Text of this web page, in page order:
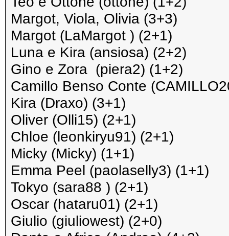
Margot, Viola, Olivia (3+3)
Margot (LaMargot ) (2+1)
Luna e Kira (ansiosa) (2+2)
Gino e Zora (piera2) (1+2)
Camillo Benso Conte
Kira (Draxo) (3+1)
Oliver (Olli15) (2+1)
Chloe (leonkiryu91) (2+1)
Micky (Micky) (1+1)
Emma Peel (paolaselly3) (1+1)
Tokyo (sara88 ) (2+1)
Oscar (hataru01) (2+1)
Giulio (giuliowest) (2+0)